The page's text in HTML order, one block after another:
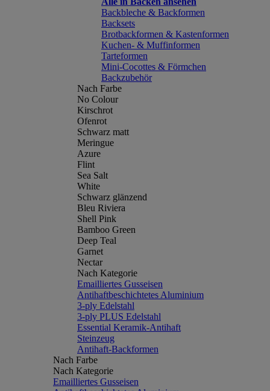
Backbleche & Backformen
Backsets
Brotbackformen & Kastenformen
Kuchen- & Muffinformen
Tarteformen
Mini-Cocottes & Förmchen
Backzubehör
Nach Farbe
No Colour
Kirschrot
Ofenrot
Schwarz matt
Meringue
Azure
Flint
Sea Salt
White
Schwarz glänzend
Bleu Riviera
Shell Pink
Bamboo Green
Deep Teal
Garnet
Nectar
Nach Kategorie
Emailliertes Gusseisen
Antihaftbeschichtetes Aluminium
3-ply Edelstahl
3-ply PLUS Edelstahl
Essential Keramik-Antihaft
Steinzeug
Antihaft-Backformen
Nach Farbe
Nach Kategorie
Emailliertes Gusseisen